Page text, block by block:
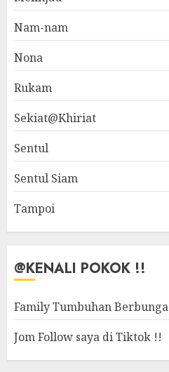
Nam-nam
Nona
Rukam
Sekiat@Khiriat
Sentul
Sentul Siam
Tampoi
@KENALI POKOK !!
Family Tumbuhan Berbunga
Jom Follow saya di Tiktok !!